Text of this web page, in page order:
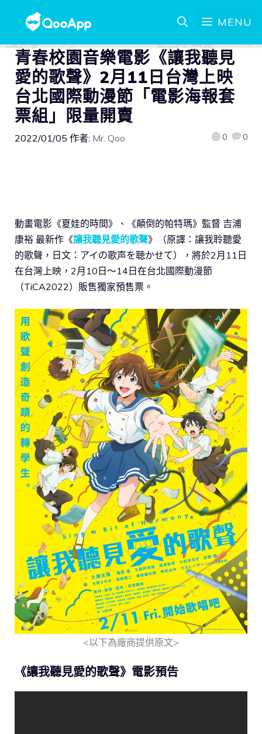
MENU
青春校園音樂電影《讓我聽見
愛的歌聲》2月11日台灣上映
台北國際動漫節「電影海報套
票組」限量開賣
2022/01/05 作者: Mr. Qoo 0 0
動畫電影《夏娃的時間》、《顛倒的帕特瑪》監督 吉浦
康裕 最新作《讓我聽見愛的歌聲》（原譯：讓我聆聽愛
的歌聲，日文：アイの歌声を聴かせて），將於2月11日
在台灣上映，2月10日～14日在台北國際動漫節
（TiCA2022）販售獨家預售票。
<以下為廠商提供原文>
《讓我聽見愛的歌聲》電影預告